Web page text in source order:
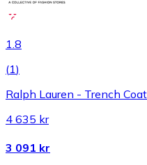
1.8
(1)
Ralph Lauren - Trench
4 635 kr
3 091 kr